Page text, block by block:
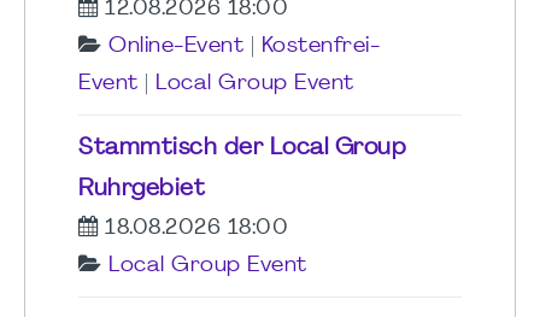
12.08.2026 18:00
Online-Event
Kostenfrei-
Event
Local Group Event
Stammtisch der Local Group
Ruhrgebiet
18.08.2026 18:00
Local Group Event